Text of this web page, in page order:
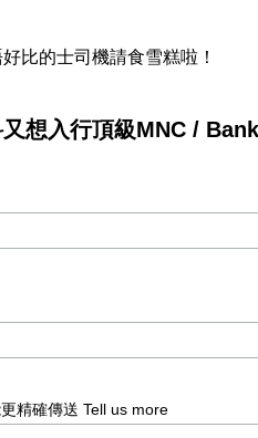
比的士司機請食雪糕啦！
想入行頂級MNC /
精確傳送 Tell us more